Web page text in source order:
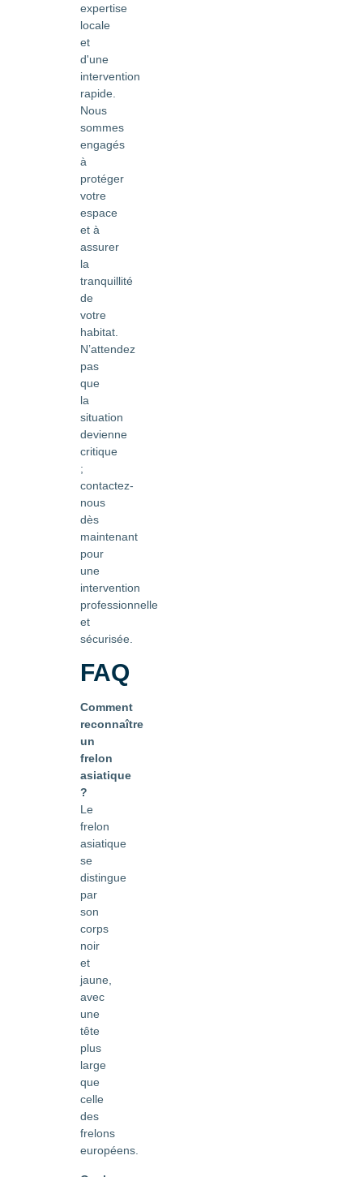
expertise
locale
et
d'une
intervention
rapide.
Nous
sommes
engagés
à
protéger
votre
espace
et à
assurer
la
tranquillité
de
votre
habitat.
N’attendez
pas
que
la
situation
devienne
critique
;
contactez-
nous
dès
maintenant
pour
une
intervention
professionnelle
et
sécurisée.
FAQ
Comment
reconnaître
un
frelon
asiatique
?
Le
frelon
asiatique
se
distingue
par
son
corps
noir
et
jaune,
avec
une
tête
plus
large
que
celle
des
frelons
européens.